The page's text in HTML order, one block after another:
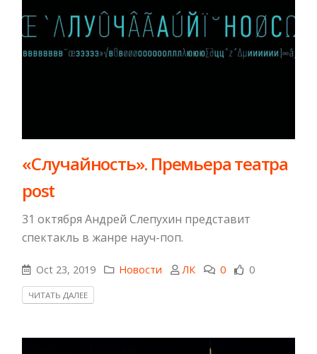
«Случайность». Премьера театра
post
31 октября Андрей Слепухин представит
спектакль в жанре науч-поп.
Oct 23, 2019 Новости ЛК 0 0
ЧИТАТЬ ДАЛЕЕ